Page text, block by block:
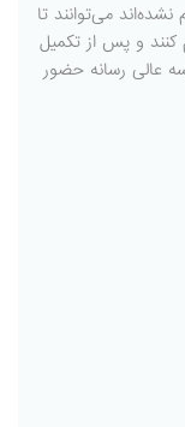
می‌توانند تا
ثبت‌نام کنند و پس از تکمیل
مدرسه عالی رسانه حضور